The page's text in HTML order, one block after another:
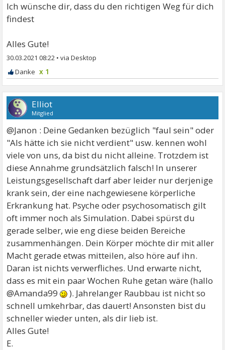
Ich wünsche dir, dass du den richtigen Weg für dich
findest
Alles Gute!
30.03.2021 08:22 •
x 1
Elliot
Mitglied
@Janon : Deine Gedanken bezüglich "faul sein" oder
"Als hätte ich sie nicht verdient" usw. kennen wohl
viele von uns, da bist du nicht alleine. Trotzdem ist
diese Annahme grundsätzlich falsch! In unserer
Leistungsgesellschaft darf aber leider nur derjenige
krank sein, der eine nachgewiesene körperliche
Erkrankung hat. Psyche oder psychosomatisch gilt
oft immer noch als Simulation. Dabei spürst du
gerade selber, wie eng diese beiden Bereiche
zusammenhängen. Dein Körper möchte dir mit aller
Macht gerade etwas mitteilen, also höre auf ihn.
Daran ist nichts verwerfliches. Und erwarte nicht,
dass es mit ein paar Wochen Ruhe getan wäre (hallo
@Amanda99
). Jahrelanger Raubbau ist nicht so
schnell umkehrbar, das dauert! Ansonsten bist du
schneller wieder unten, als dir lieb ist.
Alles Gute!
E.